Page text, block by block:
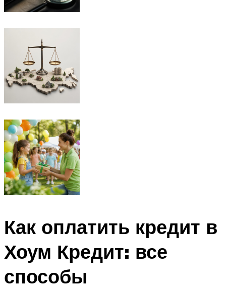
Как оплатить кредит в
Хоум Кредит: все
способы